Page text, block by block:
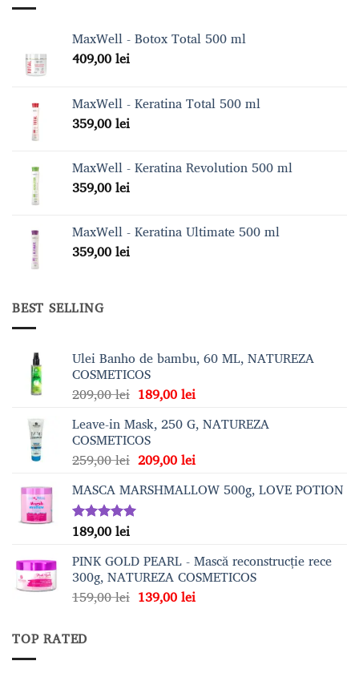
MaxWell - Botox Total 500 ml
409,00lei
MaxWell - Keratina Total 500 ml
359,00lei
MaxWell - Keratina Revolution 500 ml
359,00lei
MaxWell - Keratina Ultimate 500 ml
359,00lei
BEST SELLING
Ulei Banho de bambu, 60 ML, NATUREZA
COSMETICOS
209,00lei Prețul
a
fost:
209,00 lei.
189,00leiPrețul
este:
Leave-in Mask, 250 G, NATUREZA
COSMETICOS
259,00lei Prețul
a
209,00leiPrețul
este:
MASCA MARSHMALLOW 500g, LOVE POTION
Evaluat la
5.00din 5
189,00lei
PINK GOLD PEARL - Mască reconstrucție rece
300g, NATUREZA COSMETICOS
159,00lei Prețul
139,00leiPrețul
TOP RATED